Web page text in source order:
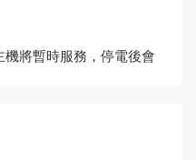
將暫時服務，停電後會